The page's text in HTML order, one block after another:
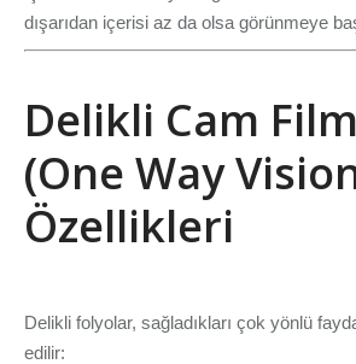
dışarıdan içerisi az da olsa görünmeye
Delikli Cam
(One Way
Özellikleri
Delikli folyolar, sağladıkları çok yönlü
edilir: